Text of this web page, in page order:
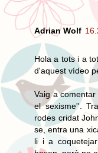
Adrian Wolf
Hola a tots i a
d'aquest vídeo
Vaig a
el sexisme''.
rodes cridat
se, entra una
li i a